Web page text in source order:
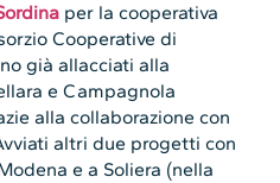
per la cooperativa
Cooperative di
già allacciati alla
e Campagnola
alla collaborazione con
altri due progetti con
e a Soliera (nella